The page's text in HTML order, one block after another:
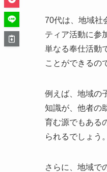
70代は、地域社
ティア活動に参
単なる奉仕活動
ことができるの
例えば、地域の
知識が、他者の
育む源でもある
られるでしょう。
さらに、地域で